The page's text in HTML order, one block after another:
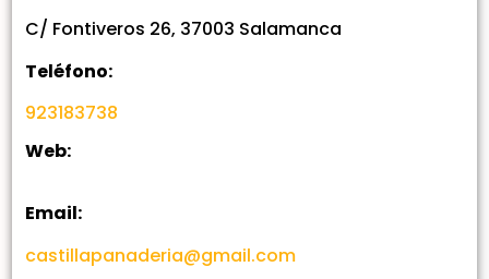
C/ Fontiveros 26, 37003 Salamanca
Teléfono:
923183738
Web:
Email:
castillapanaderia@gmail.com